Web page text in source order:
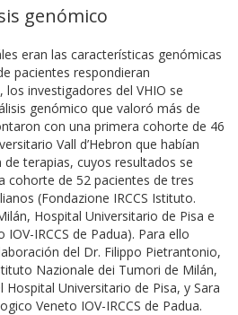
genómico
eran las características genómicas
pacientes respondieran
investigadores del VHIO se
genómico que valoró más de
con una primera cohorte de 46
Vall d’Hebron que habían
terapias, cuyos resultados se
cohorte de 52 pacientes de tres
(Fondazione IRCCS Istituto.
Hospital Universitario de Pisa e
IRCCS de Padua). Para ello
del Dr. Filippo Pietrantonio,
Nazionale dei Tumori de Milán,
Universitario de Pisa, y Sara
Veneto IOV-IRCCS de Padua.